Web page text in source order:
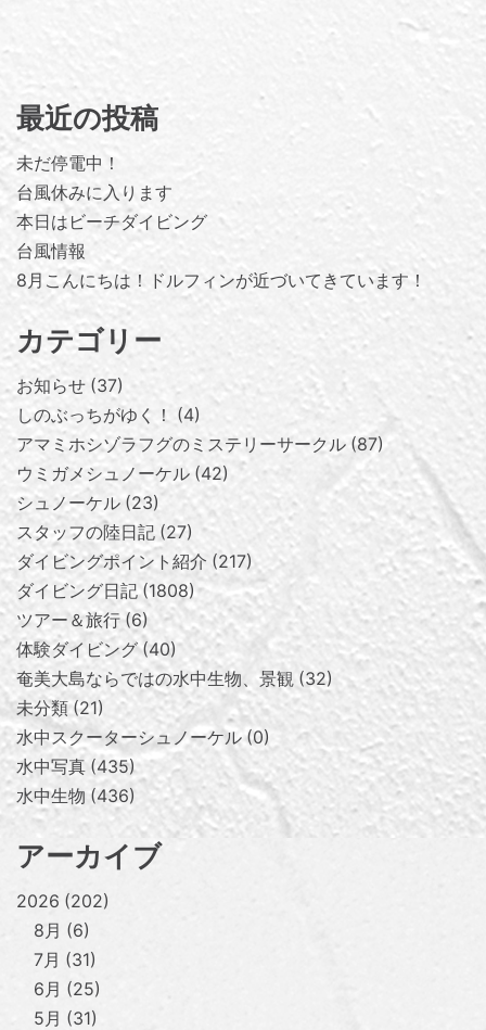
最近の投稿
未だ停電中！
台風休みに入ります
本日はビーチダイビング
台風情報
8月こんにちは！ドルフィンが近づいてきています！
カテゴリー
お知らせ 37
しのぶっちがゆく！
4
アマミホシゾラフグのミステリーサークル 87
ウミガメシュノーケル 42
シュノーケル 23
スタッフの陸日記 27
ダイビングポイント紹介 217
ダイビング日記 1808
ツアー＆旅行 6
体験ダイビング 40
奄美大島ならではの水中生物、景観 32
未分類 21
水中スクーターシュノーケル 0
水中写真 435
水中生物 436
アーカイブ
2026 202
8月
6
7月
31
6月
25
5月
31